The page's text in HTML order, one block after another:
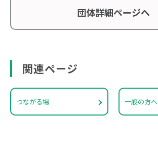
団体詳細ページへ
関連ページ
つながる場 一般の方へ